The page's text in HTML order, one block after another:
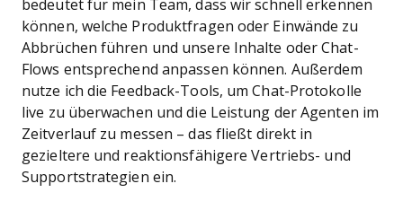
bedeutet für mein Team, dass wir schnell erkennen
können, welche Produktfragen oder Einwände zu
Abbrüchen führen und unsere Inhalte oder Chat-
Flows entsprechend anpassen können. Außerdem
nutze ich die Feedback-Tools, um Chat-Protokolle
live zu überwachen und die Leistung der Agenten im
Zeitverlauf zu messen – das fließt direkt in
gezieltere und reaktionsfähigere Vertriebs- und
Supportstrategien ein.